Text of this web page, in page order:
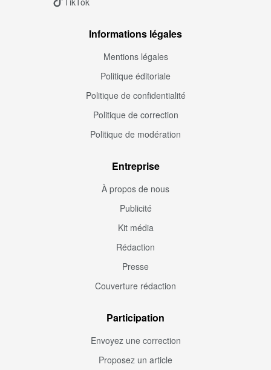
Informations légales
Mentions légales
Politique éditoriale
Politique de confidentialité
Politique de correction
Politique de modération
Entreprise
À propos de nous
Publicité
Kit média
Rédaction
Presse
Couverture rédaction
Participation
Envoyez une correction
Proposez un article